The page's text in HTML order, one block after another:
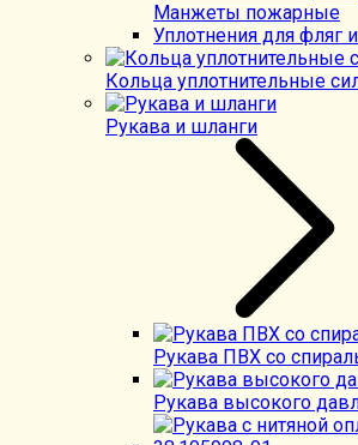
Манжеты пожарные
Уплотнения для фляг
Кольца уплотнительные
Рукава и шланги
Рукава ПВХ со
Рукава высокого